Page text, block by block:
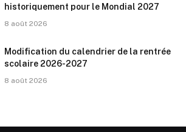
historiquement pour le Mondial 2027
8 août 2026
Modification du calendrier de la rentrée
scolaire 2026-2027
8 août 2026